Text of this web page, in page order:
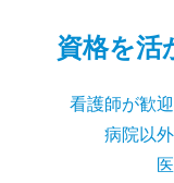
資格を活
看護師が歓
病院以